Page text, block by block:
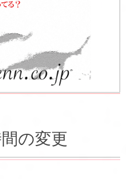
の変更